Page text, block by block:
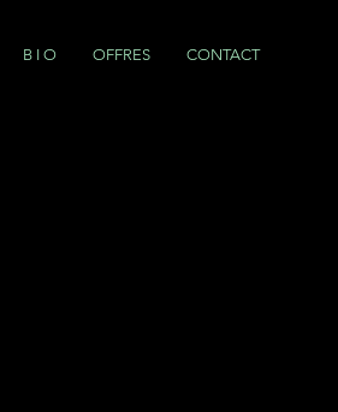
B I O OFFRES CONTACT